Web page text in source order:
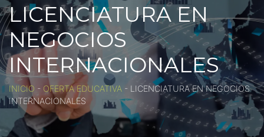
LICENCIATURA EN
NEGOCIOS
INTERNACIONALES
INICIO - OFERTA EDUCATIVA - LICENCIATURA EN NEGOCIOS
INTERNACIONALES